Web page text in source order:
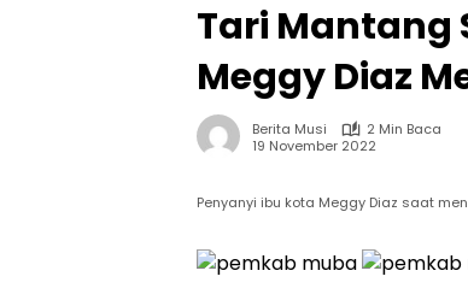
Tari Mantang
Meggy Diaz
Berita Musi
2 Min Baca
19 November 2022
Penyanyi ibu kota Meggy Diaz saat